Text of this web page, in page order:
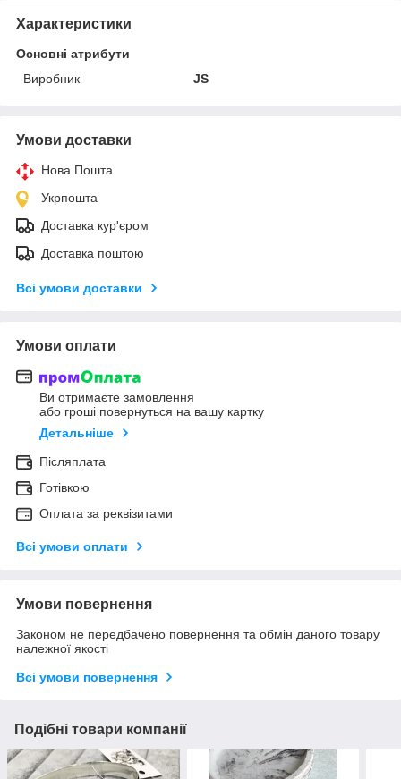
Характеристики
Основні атрибути
Виробник
JS
Умови доставки
Нова Пошта
Укрпошта
Доставка кур'єром
Доставка поштою
Всі умови доставки
Умови оплати
Ви отримаєте замовлення
або гроші повернуться на вашу картку
Детальніше
Післяплата
Готівкою
Оплата за реквізитами
Всі умови оплати
Умови повернення
Законом не передбачено повернення та обмін даного товару
належної якості
Всі умови повернення
Подібні товари компанії